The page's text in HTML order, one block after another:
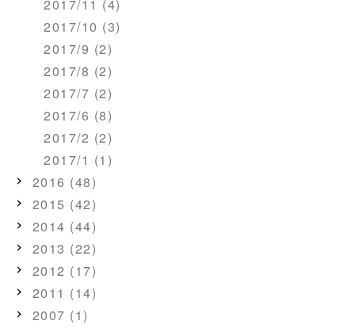
2017/11 (4)
2017/10 (3)
2017/9 (2)
2017/8 (2)
2017/7 (2)
2017/6 (8)
2017/2 (2)
2017/1 (1)
2016 (48)
2015 (42)
2014 (44)
2013 (22)
2012 (17)
2011 (14)
2007 (1)